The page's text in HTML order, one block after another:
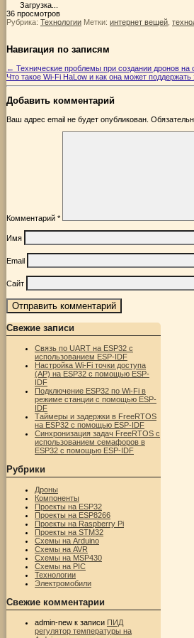
Загрузка...
36 просмотров
Рубрика: Технологии Метки: интернет вещей
Навигация по записям
← Технические проблемы при создании дронов
Что такое Wi-Fi HaLow и как она может
Добавить комментарий
Ваш адрес email не будет опубликован.
Комментарий *
Имя
Email
Сайт
Свежие записи
Связь по UART на ESP32 с
использованием ESP-IDF
Настройка Wi-Fi точки доступа
(AP) на ESP32 с помощью ESP-
IDF
Подключение ESP32 по Wi-Fi в
режиме станции с помощью ESP-
IDF
Таймеры и задержки в FreeRTOS
на ESP32 с помощью ESP-IDF
Синхронизация задач FreeRTOS с
использованием семафоров в
ESP32 с помощью ESP-IDF
Рубрики
Дроны
Компоненты
Проекты на ESP32
Проекты на ESP8266
Проекты на Raspberry Pi
Проекты на STM32
Схемы на Arduino
Схемы на AVR
Схемы на MSP430
Схемы на PIC
Технологии
Электромобили
Свежие комментарии
admin-new к записи ПИД
регулятор температуры на